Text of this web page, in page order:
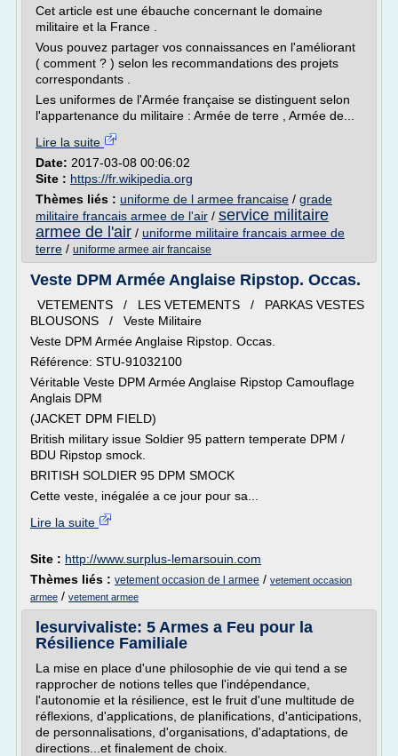
Cet article est une ébauche concernant le domaine
militaire et la France .
Vous pouvez partager vos connaissances en l'améliorant
( comment ? ) selon les recommandations des projets
correspondants .
Les uniformes de l'Armée française se distinguent selon
l'appartenance du militaire : Armée de terre , Armée de...
Lire la suite
Date: 2017-03-08 00:06:02
Site : https://fr.wikipedia.org
Thèmes liés : uniforme de l armee francaise / grade
militaire francais armee de l'air / service militaire
armee de l'air / uniforme militaire francais armee de
terre / uniforme armee air francaise
Veste DPM Armée Anglaise Ripstop. Occas.
VETEMENTS / LES VETEMENTS / PARKAS VESTES
BLOUSONS / Veste Militaire
Veste DPM Armée Anglaise Ripstop. Occas.
Référence: STU-91032100
Véritable Veste DPM Armée Anglaise Ripstop Camouflage
Anglais DPM
(JACKET DPM FIELD)
British military issue Soldier 95 pattern temperate DPM /
BDU Ripstop smock.
BRITISH SOLDIER 95 DPM SMOCK
Cette veste, inégalée a ce jour pour sa...
Lire la suite
Site : http://www.surplus-lemarsouin.com
Thèmes liés : vetement occasion de l armee / vetement occasion
armee / vetement armee
lesurvivaliste: 5 Armes a Feu pour la
Résilience Familiale
La mise en place d'une philosophie de vie qui tend a se
rapprocher de notions telles que l'indépendance,
l'autonomie et la résilience, est le fruit d'une multitude de
réflexions, d'applications, de planifications, d'anticipations,
de personnalisations, d'organisations, d'adaptations, de
directions...et finalement de choix.